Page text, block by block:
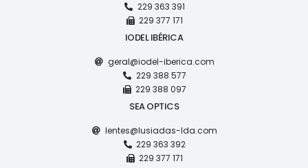
229 363 391
229 377 171
IODEL IBÉRICA
geral@iodel-iberica.com
229 388 577
229 388 097
SEA OPTICS
lentes@lusiadas-lda.com
229 363 392
229 377 171